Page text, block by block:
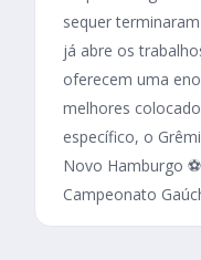
sequer
já abre os
oferecem uma
melhores
específico, o
Novo Hamburgo
Campeonato